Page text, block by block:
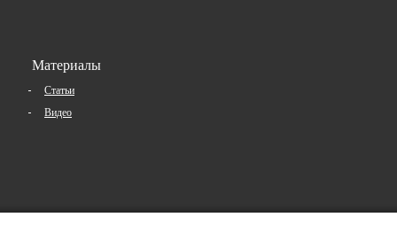
Материалы
Статьи
Видео